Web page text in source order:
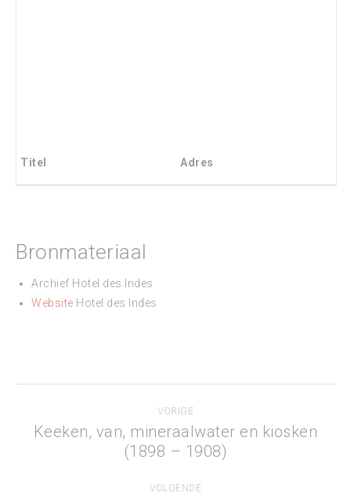
Titel Adres
Bronmateriaal
Archief Hotel des Indes
Website Hotel des Indes
navigation
VORIGE
Previous
project:
Keeken, van, mineraalwater en kiosken
(1898 – 1908)
VOLGENDE